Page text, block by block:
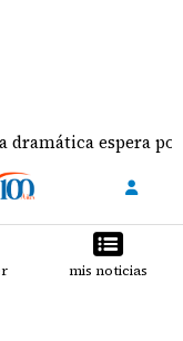
espera por un
mis noticias